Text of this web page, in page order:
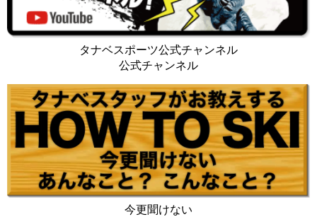
タナベスポーツ公式チャンネル
公式チャンネル
今更聞けない